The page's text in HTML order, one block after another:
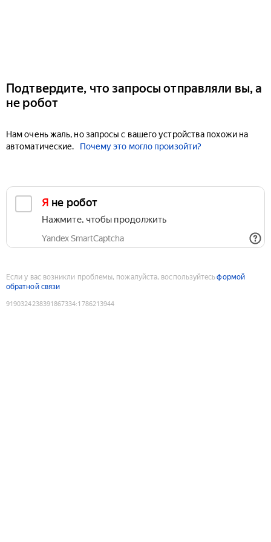
Подтвердите, что запросы отправляли вы, а
не робот
Нам очень жаль, но запросы с вашего устройства похожи на
автоматические.
Почему это могло произойти?
Я не робот
Нажмите, чтобы продолжить
Yandex SmartCaptcha
Если у вас возникли проблемы, пожалуйста, воспользуйтесьформой
обратной связи
9190324238391867334:1786213944